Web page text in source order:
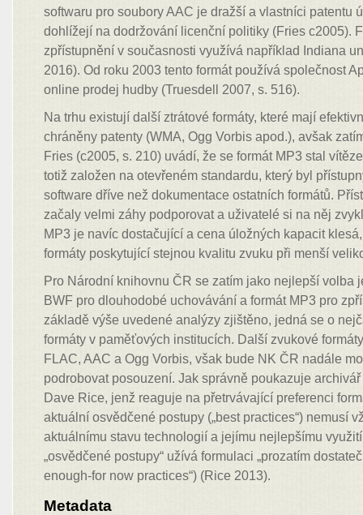
softwaru pro soubory AAC je dražší a vlastníci patentu
dohlížejí na dodržování licenční politiky (Fries c2005).
zpřístupnění v současnosti využívá například Indiana
2016). Od roku 2003 tento formát používá společnost
online prodej hudby (Truesdell 2007, s. 516).
Na trhu existují další ztrátové formáty, které mají
chráněny patenty (WMA, Ogg Vorbis apod.), avšak
Fries (c2005, s. 210) uvádí, že se formát MP3 stal
totiž založen na otevřeném standardu, který byl
software dříve než dokumentace ostatních formátů.
začaly velmi záhy podporovat a uživatelé si na něj
MP3 je navíc dostačující a cena úložných kapacit
formáty poskytující stejnou kvalitu zvuku při menší
Pro Národní knihovnu ČR se zatím jako nejlepší volba
BWF pro dlouhodobé uchovávání a formát MP3 pro
základě výše uvedené analýzy zjištěno, jedná se o
formáty v paměťových institucích. Další zvukové
FLAC, AAC a Ogg Vorbis, však bude NK ČR nadále
podrobovat posouzení. Jak správně poukazuje
Dave Rice, jenž reaguje na přetrvávající preferenci
aktuální osvědčené postupy („best practices“) nemusí
aktuálnímu stavu technologií a jejímu nejlepšímu
„osvědčené postupy“ užívá formulaci „prozatím
enough-for now practices“) (Rice 2013).
Metadata